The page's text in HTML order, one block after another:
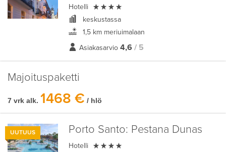
Hotelli 
keskustassa
1,5 km meriuimalaan
Asiakasarvio 4,6 / 5
Majoituspaketti
7 vrk alk. 1468 € / hlö
UUTUUS Porto Santo: Pestana Dunas
Hotelli 